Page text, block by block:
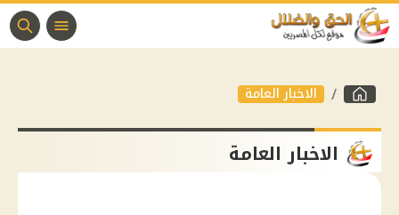
الاخبار العامة
الاخبار العامة